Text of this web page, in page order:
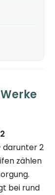
2
darunter 2
zählen
bei rund